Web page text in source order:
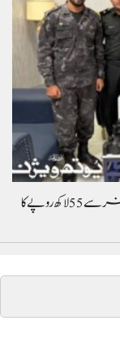
کراچی ایئرپورٹ پر کسٹمز کی بڑی کارروائی مسافر سے 55 لاکھ روپے کا